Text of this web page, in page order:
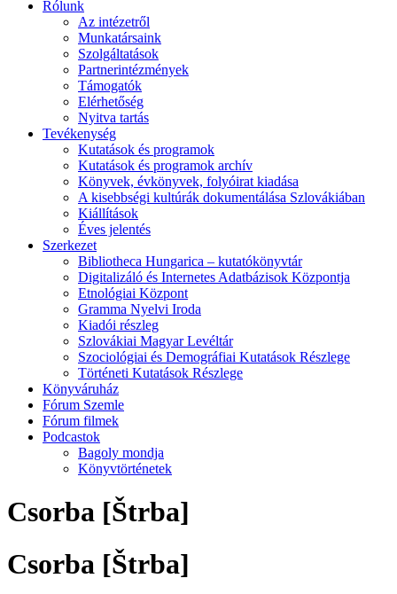
Rólunk
Az intézetről
Munkatársaink
Szolgáltatások
Partnerintézmények
Támogatók
Elérhetőség
Nyitva tartás
Tevékenység
Kutatások és programok
Kutatások és programok archív
Könyvek, évkönyvek, folyóirat kiadása
A kisebbségi kultúrák dokumentálása Szlovákiában
Kiállítások
Éves jelentés
Szerkezet
Bibliotheca Hungarica – kutatókönyvtár
Digitalizáló és Internetes Adatbázisok Központja
Etnológiai Központ
Gramma Nyelvi Iroda
Kiadói részleg
Szlovákiai Magyar Levéltár
Szociológiai és Demográfiai Kutatások Részlege
Történeti Kutatások Részlege
Könyváruház
Fórum Szemle
Fórum filmek
Podcastok
Bagoly mondja
Könyvtörténetek
Csorba [Štrba]
Csorba [Štrba]